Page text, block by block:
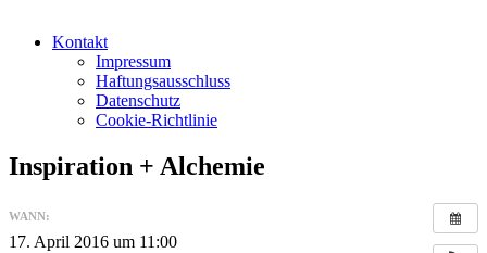
Kontakt
Impressum
Haftungsausschluss
Datenschutz
Cookie-Richtlinie
Inspiration + Alchemie
WANN:
17. April 2016 um 11:00